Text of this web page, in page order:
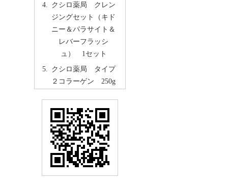
クシロ薬局 クレン
ジングセット（キド
ニー＆パラサイト＆
レバーフラッシ
ュ） 1セット
クシロ薬局 タイプ
２コラーゲン 250g